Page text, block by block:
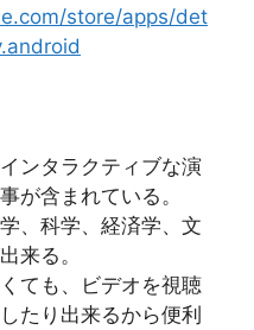
store/apps/det
ンタラクティブな演
が含まれている。
、科学、経済学、文
来る。
ても、ビデオを視聴
たり出来るから便利